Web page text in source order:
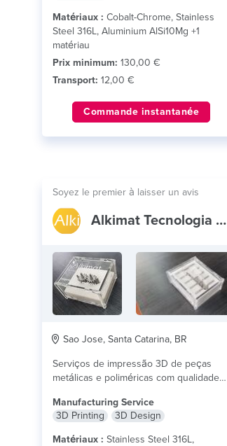
Matériaux : Cobalt-Chrome, Stainless
Steel 316L, Aluminium AlSi10Mg +1
matériau
Prix minimum: 130,00 €
Transport: 12,00 €
Commande instantanée
Soyez le premier à laisser un avis
Alkimat Tecnologia Ltda
Sao Jose, Santa Catarina, BR
Serviços de impressão 3D de peças
metálicas e poliméricas com qualidade
Manufacturing Service
3D Printing
3D Design
Matériaux : Stainless Steel 316L,